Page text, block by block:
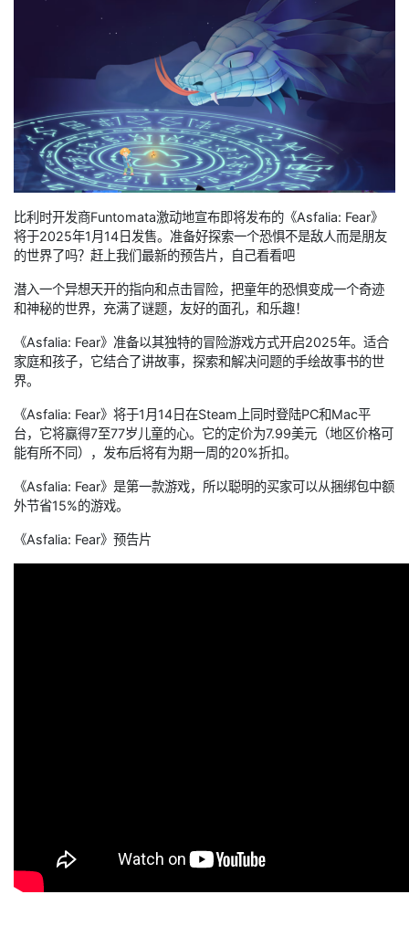
比利时开发商Funtomata激动地宣布即将发布的《Asfalia: Fear》
将于2025年1月14日发售。准备好探索一个恐惧不是敌人而是朋友
的世界了吗？赶上我们最新的预告片，自己看看吧​
潜入一个异想天开的指向和点击冒险，把童年的恐惧变成一个奇迹
和神秘的世界，充满了谜题，友好的面孔，和乐趣！
《Asfalia: Fear》准备以其独特的冒险游戏方式开启2025年。适合
家庭和孩子，它结合了讲故事，探索和解决问题的手绘故事书的世
界。
《Asfalia: Fear》将于1月14日在Steam上同时登陆PC和Mac平
台，它将赢得7至77岁儿童的心。它的定价为7.99美元（地区价格可
能有所不同），发布后将有为期一周的20%折扣。
《Asfalia: Fear》是第一款游戏，所以聪明的买家可以从捆绑包中额
外节省15%的游戏。
《Asfalia: Fear》预告片